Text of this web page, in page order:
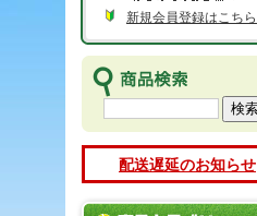
新規会員登録はこちら
配送遅延のお知らせ